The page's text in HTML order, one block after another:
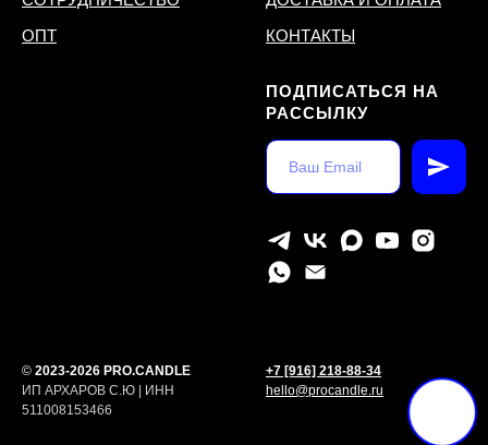
ОПТ
КОНТАКТЫ
ПОДПИСАТЬСЯ НА
РАССЫЛКУ
© 2023-2026 PRO.CANDLE
ИП АРХАРОВ С.Ю | ИНН
511008153466
+7 [916] 218-88-34
hello@procandle.ru